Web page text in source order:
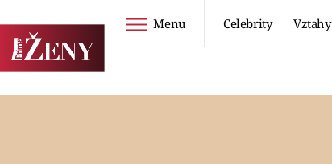
Menu Celebrity Vztahy